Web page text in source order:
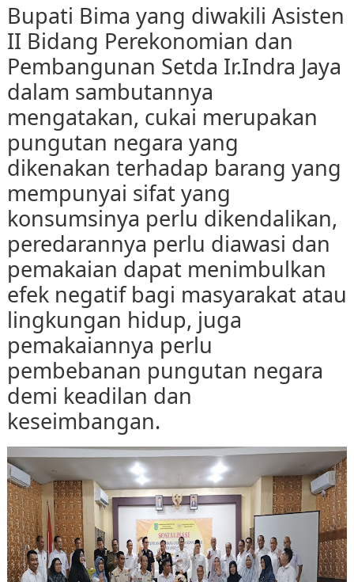
Bupati Bima yang diwakili Asisten
II Bidang Perekonomian dan
Pembangunan Setda Ir.Indra Jaya
dalam sambutannya
mengatakan, cukai merupakan
pungutan negara yang
dikenakan terhadap barang yang
mempunyai sifat yang
konsumsinya perlu dikendalikan,
peredarannya perlu diawasi dan
pemakaian dapat menimbulkan
efek negatif bagi masyarakat atau
lingkungan hidup, juga
pemakaiannya perlu
pembebanan pungutan negara
demi keadilan dan
keseimbangan.